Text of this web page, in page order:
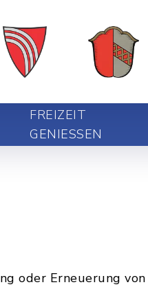
FREIZEIT
GENIESSEN
oder Erneuerung von